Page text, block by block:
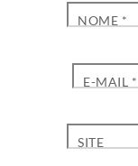
NOME *
E-MAIL *
SITE